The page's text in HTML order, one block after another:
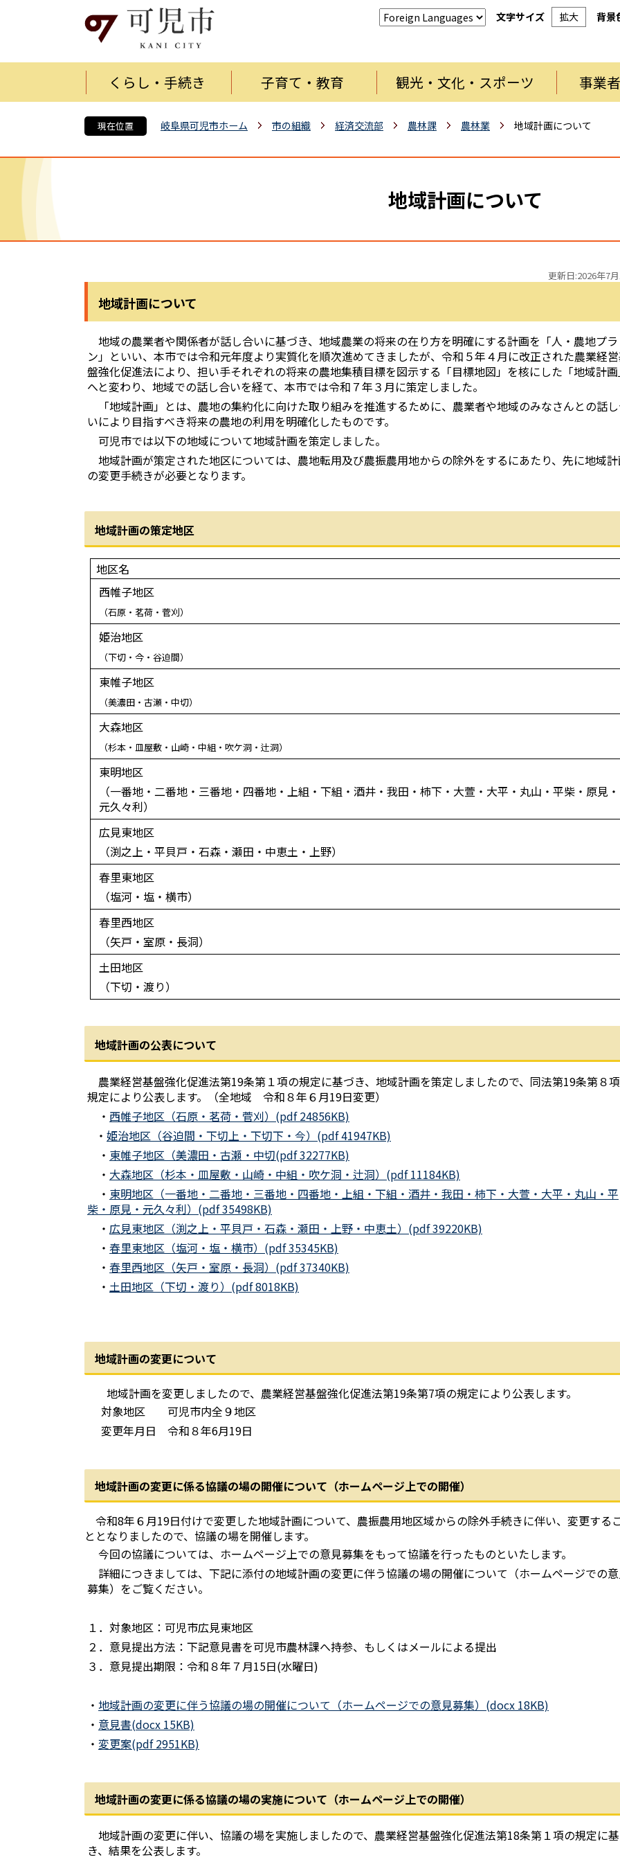
文字サイズ 拡大 背景
くらし・手続き 子育て・教育 観光・文化・スポーツ 事業
現在位置 岐阜県可児市ホーム 市の組織 経済交流部 農林課 農林業 地域計画について
地域計画について
更新日:2026年7
地域計画について
地域の農業者や関係者が話し合いに基づき、地域農業の将来の在り方を明確にする計画を「人・農地プラ
ン」といい、本市では令和元年度より実質化を順次進めてきましたが、令和５年４月に改正された農業経
盤強化促進法により、担い手それぞれの将来の農地集積目標を図示する「目標地図」を核にした「地域計
へと変わり、地域での話し合いを経て、本市では令和７年３月に策定しました。
「地域計画」とは、農地の集約化に向けた取り組みを推進するために、農業者や地域のみなさんとの話
いにより目指すべき将来の農地の利用を明確化したものです。
可児市では以下の地域について地域計画を策定しました。
地域計画が策定された地区については、農地転用及び農振農用地からの除外をするにあたり、先に地域
の変更手続きが必要となります。
地域計画の策定地区
地区名
西帷子地区
（石原・茗荷・菅刈）
姫治地区
（下切・今・谷迫間）
東帷子地区
（美濃田・古瀬・中切）
大森地区
（杉本・皿屋敷・山崎・ 中組・吹ケ洞・辻洞）
東明地区
（一番地・二番地・三番地・四番地・上組・下組・酒井・我田・柿下・大萱・大平・丸山・平柴・原見・
元久々利）
広見東地区
（渕之上・平貝戸・石森・瀬田・中恵土・上野）
春里東地区
（塩河・塩・横市）
春里西地区
（矢戸・室原・長洞）
土田地区
（下切・渡り）
地域計画の公表について
農業経営基盤強化促進法第19条第１項の規定に基づき、地域計画を策定しましたので、同法第19条第８
規定により公表します。（全地域 令和８年６月19日変更）
・ 西帷子地区（石原・茗荷・菅刈）(pdf 24856KB)
・ 姫治地区（谷迫間・下切上・下切下・今）(pdf 41947KB)
・ 東帷子地区（美濃田・古瀬・中切(pdf 32277KB)
・ 大森地区（杉本・皿屋敷・山崎・中組・吹ケ洞・辻洞）(pdf 11184KB)
・ 東明地区（一番地・二番地・三番地・四番地・上組・下組・酒井・我田・柿下・大萱・大平・丸山・平
柴・原見・元久々利）(pdf 35498KB)
・ 広見東地区（渕之上・平貝戸・石森・瀬田・上野・中恵土）(pdf 39220KB)
・ 春里東地区（塩河・塩・横市）(pdf 35345KB)
・ 春里西地区（矢戸・室原・長洞）(pdf 37340KB)
・ 土田地区（下切・渡り）(pdf 8018KB)
地域計画の変更について
地域計画を変更しましたので、農業経営基盤強化促進法第19条第7項の規定により公表します。
対象地区 可児市内全９地区
変更年月日 令和８年6月19日
地域計画の変更に係る協議の場の開催について（ホームページ上での開催）
令和8年６月19日付けで変更した地域計画について、農振農用地区域からの除外手続きに伴い、変更す
ととなりましたので、協議の場を開催します。
今回の協議については、ホームページ上での意見募集をもって協議を行ったものといたします。
詳細につきましては、下記に添付の地域計画の変更に伴う協議の場の開催について（ホームページでの
募集）をご覧ください。
１．対象地区：可児市広見東地区
２．意見提出方法：下記意見書を可児市農林課へ持参、もしくはメールによる提出
３．意見提出期限：令和８年７月15日(水曜日)
・ 地域計画の変更に伴う協議の場の開催について（ホームページでの意見募集）(docx 18KB)
・ 意見書(docx 15KB)
・ 変更案(pdf 2951KB)
地域計画の変更に係る協議の場の実施について（ホームページ上での開催）
地域計画の変更に伴い、協議の場を実施しましたので、農業経営基盤強化促進法第18条第１項の規定に
き、結果を公表します。